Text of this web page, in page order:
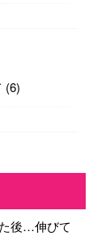
(6)
後…伸びて